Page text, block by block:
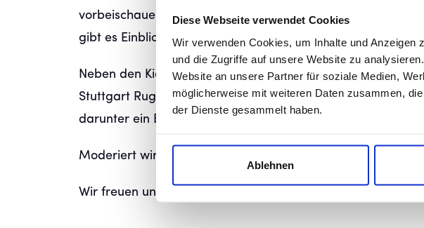
Diese Webseite verwendet Cookies
Wir verwenden Cookies, um Inhalte und
und die Zugriffe auf unsere Website zu
Website an unsere Partner für soziale Medien,
möglicherweise mit weiteren Daten zusammen,
der Dienste gesammelt haben.
Ablehnen
vorbeischauen und bekannte Gesichter unseres Vereins live
gibt es Einblicke und Interviews mit Nico Blank und Lukas
Neben den Kickers sind auch weitere regionale
Stuttgart Rugby Club vertreten. Ergänzt wird das
darunter ein Bobby-Car-Rennen.
Moderiert wird der Tag von unserem Stadionsprecher Daniel
Wir freuen uns auf euren Besuch.